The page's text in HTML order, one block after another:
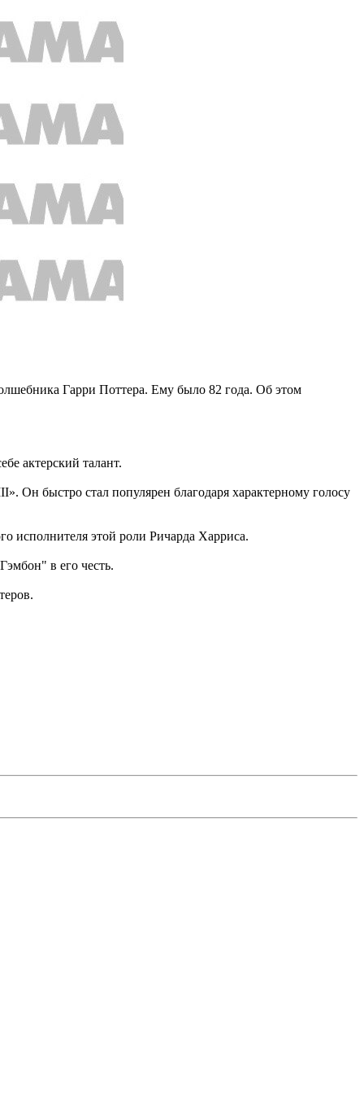
Гарри Поттера. Ему было 82 года. Об этом
актерский талант.
Он быстро стал популярен благодаря характерному голосу
исполнителя этой роли Ричарда Харриса.
в его честь.